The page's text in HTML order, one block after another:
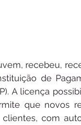
recebeu,
de
A licença
que novos
com